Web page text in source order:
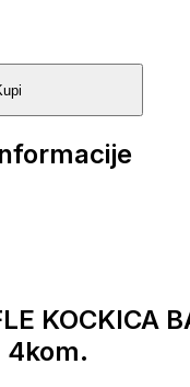
KOCKICA
4kom.